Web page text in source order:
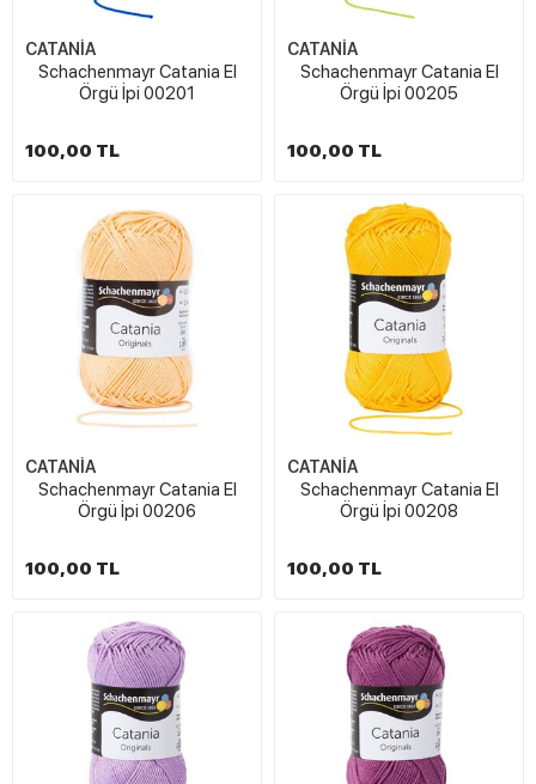
CATANİA
Schachenmayr Catania El
Örgü İpi 00201
100,00 TL
CATANİA
Schachenmayr Catania El
Örgü İpi 00205
100,00 TL
CATANİA
Schachenmayr Catania El
Örgü İpi 00206
100,00 TL
CATANİA
Schachenmayr Catania El
Örgü İpi 00208
100,00 TL